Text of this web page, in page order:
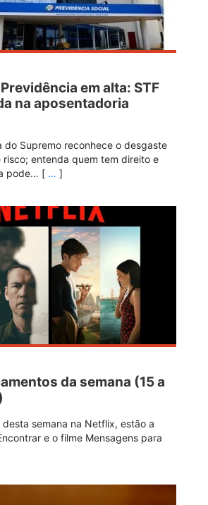
em alta: STF
na aposentadoria
do Supremo reconhece o desgaste
entenda quem tem direito e
pode… [ … ]
da semana (15 a
desta semana na Netflix, estão a
e o filme Mensagens para